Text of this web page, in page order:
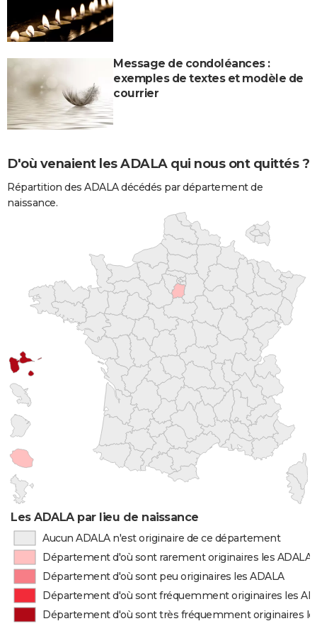
Message de condoléances :
exemples de textes et modèle de
courrier
D'où venaient les ADALA qui nous ont quittés ?
Répartition des ADALA décédés par département de
naissance.
Les ADALA par lieu de naissance
Aucun ADALA n'est originaire de ce département
Département d'où sont rarement originaires les ADALA
Département d'où sont peu originaires les ADALA
Département d'où sont fréquemment originaires les
Département d'où sont très fréquemment originaires